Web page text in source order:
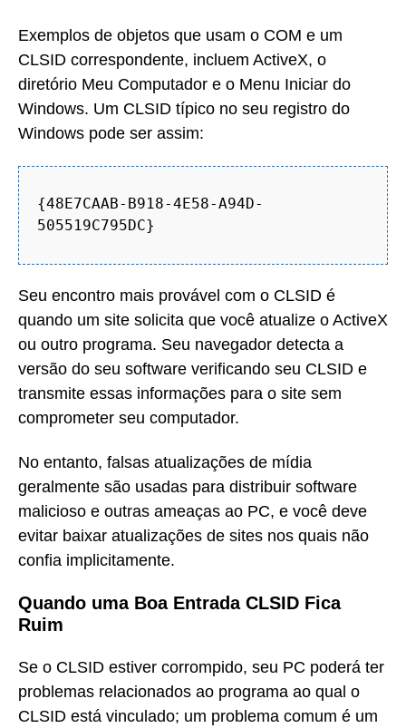
Exemplos de objetos que usam o COM e um
CLSID correspondente, incluem ActiveX, o
diretório Meu Computador e o Menu Iniciar do
Windows. Um CLSID típico no seu registro do
Windows pode ser assim:
{48E7CAAB-B918-4E58-A94D-
505519C795DC}
Seu encontro mais provável com o CLSID é
quando um site solicita que você atualize o ActiveX
ou outro programa. Seu navegador detecta a
versão do seu software verificando seu CLSID e
transmite essas informações para o site sem
comprometer seu computador.
No entanto, falsas atualizações de mídia
geralmente são usadas para distribuir software
malicioso e outras ameaças ao PC, e você deve
evitar baixar atualizações de sites nos quais não
confia implicitamente.
Quando uma Boa Entrada CLSID Fica
Ruim
Se o CLSID estiver corrompido, seu PC poderá ter
problemas relacionados ao programa ao qual o
CLSID está vinculado; um problema comum é um